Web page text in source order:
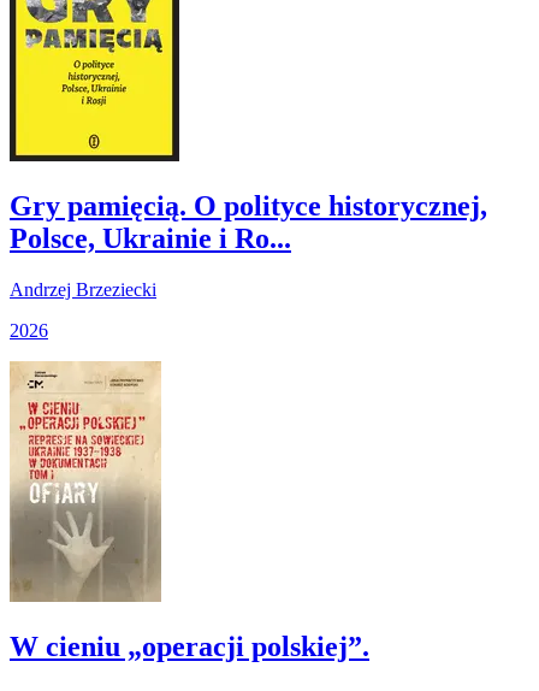
Gry pamięcią. O polityce historycznej,
Polsce, Ukrainie i Ro...
Andrzej Brzeziecki
2026
W cieniu „operacji polskiej”.